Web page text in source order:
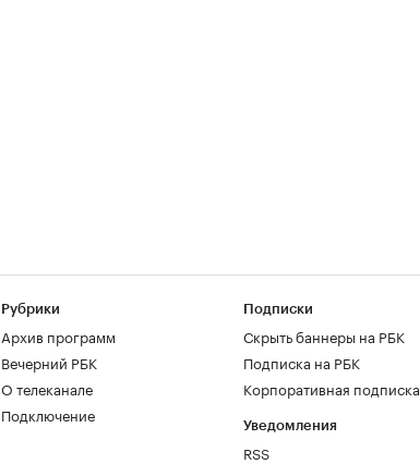
Рубрики
Архив программ
Вечерний РБК
О телеканале
Подключение
Подписки
Скрыть баннеры на РБК
Подписка на РБК
Корпоративная подписка
Уведомления
RSS